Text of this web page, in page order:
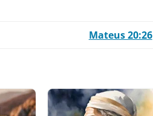
Mateus 20:26